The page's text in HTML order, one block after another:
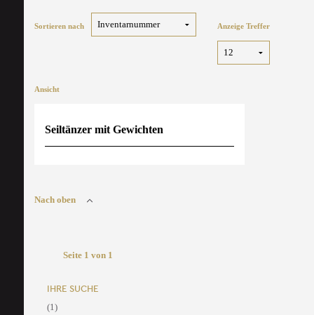
Sortieren nach Anzeige Treffer
Ansicht
Seiltänzer mit Gewichten
Nach oben
Seite 1 von 1
IHRE SUCHE
(1)